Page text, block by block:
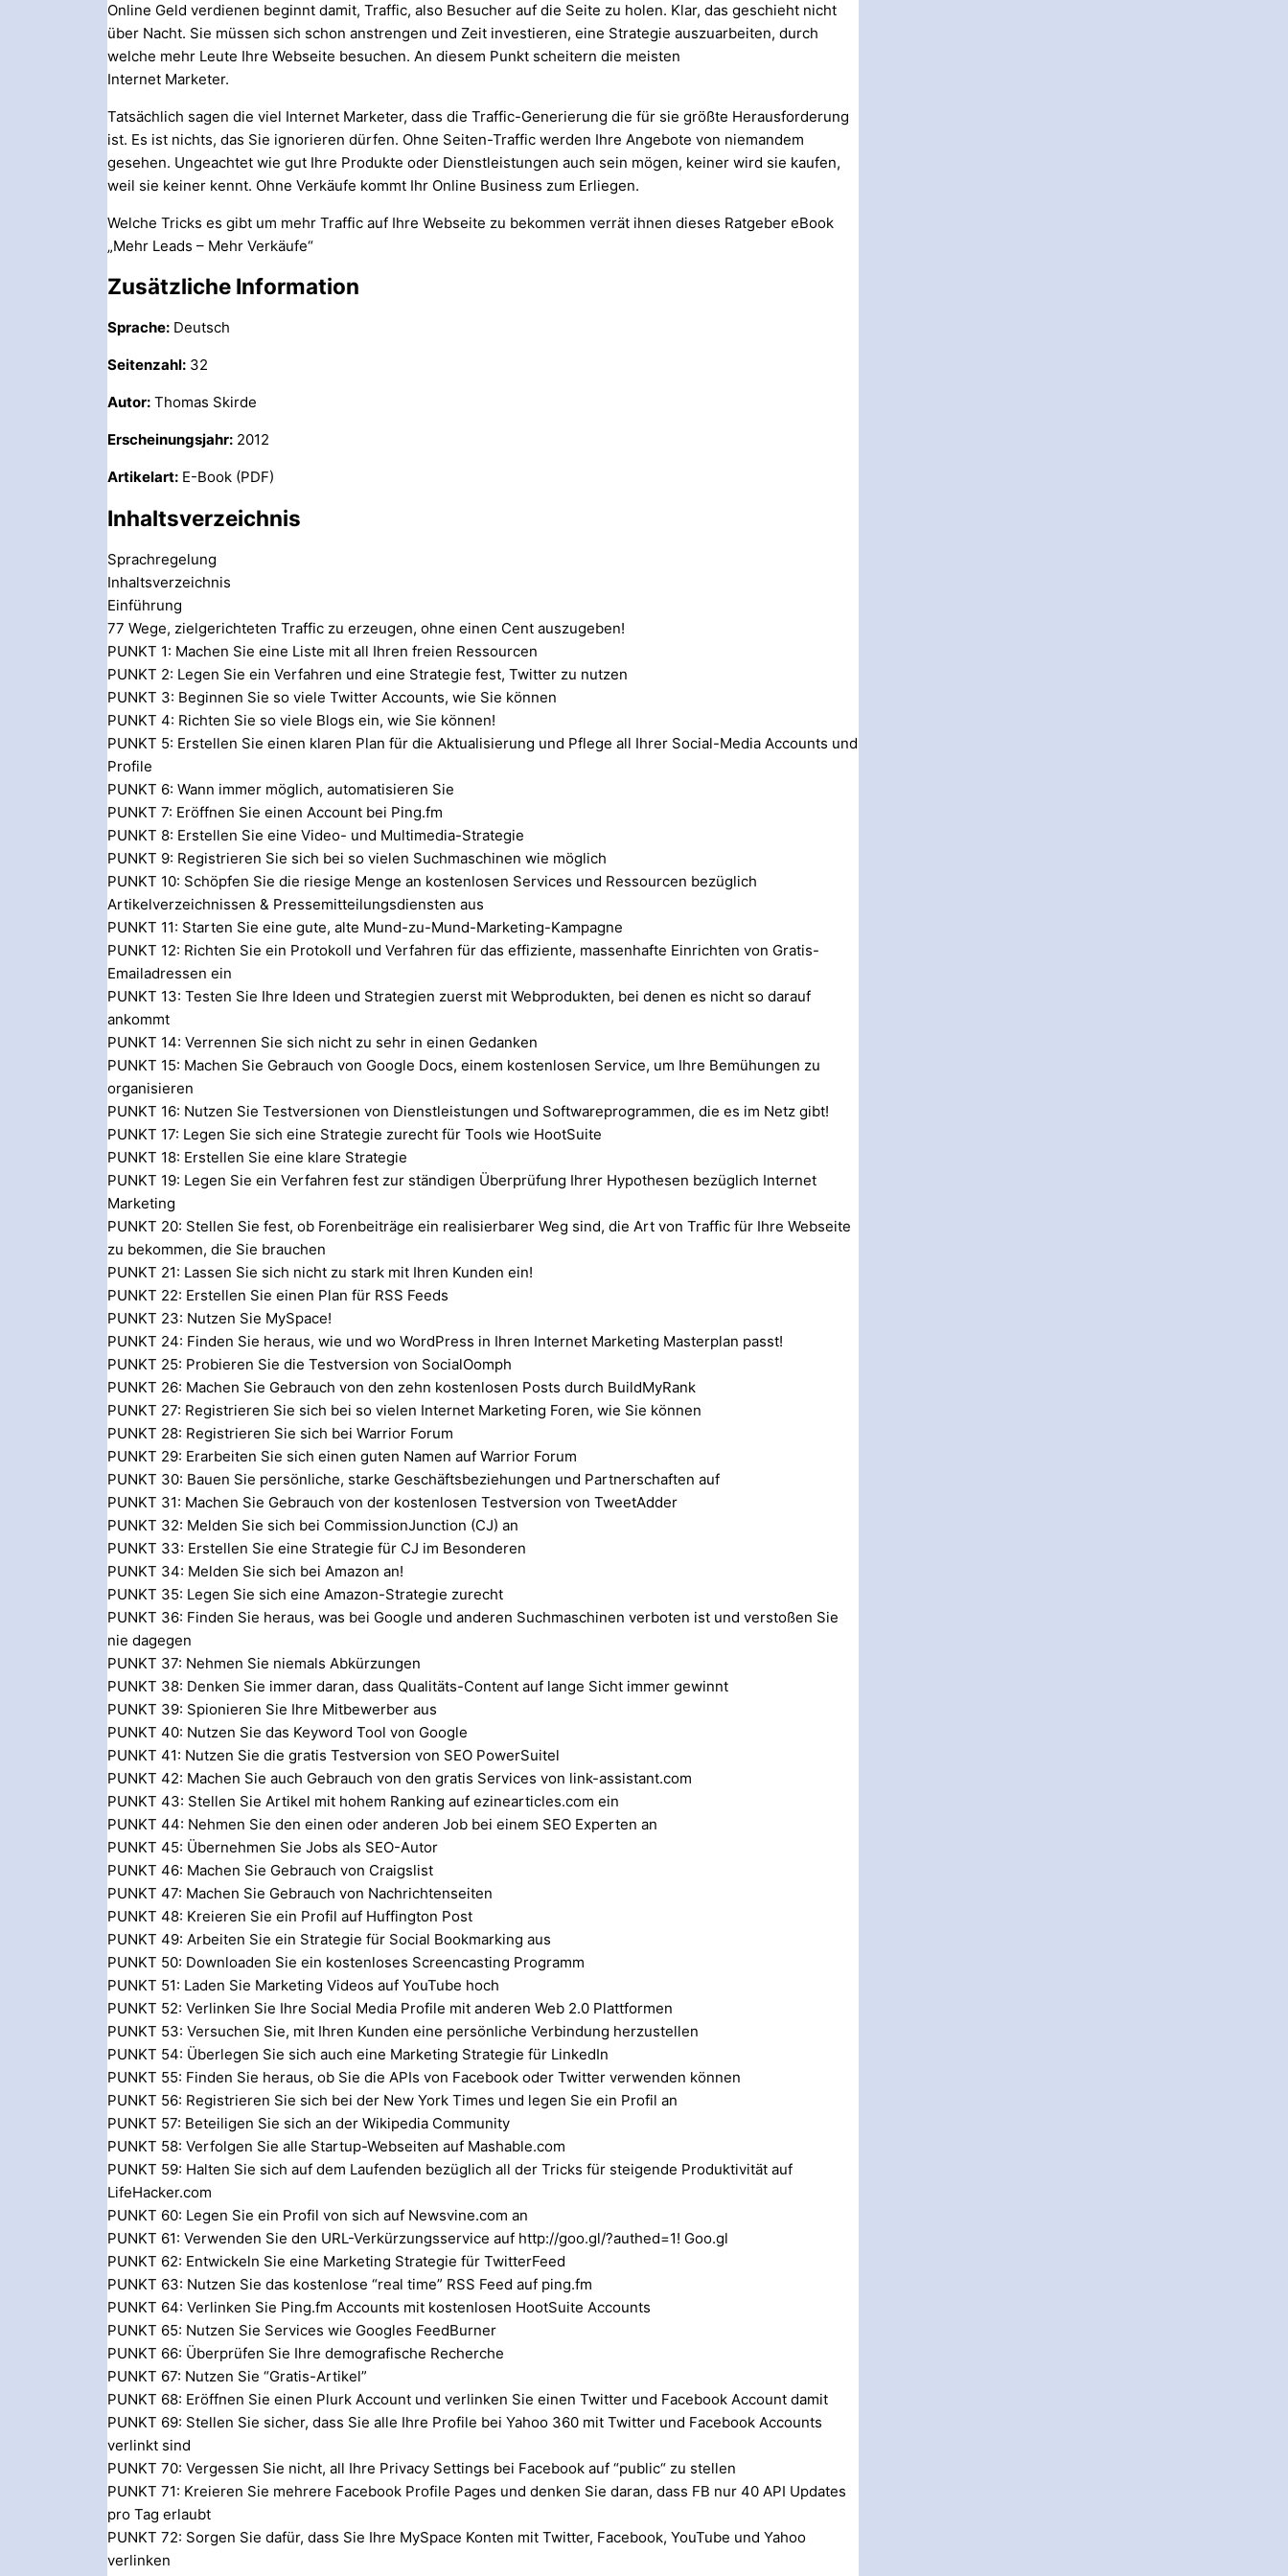
Online Geld verdienen beginnt damit, Traffic, also Besucher auf die Seite zu holen. Klar, das geschieht nicht
über Nacht. Sie müssen sich schon anstrengen und Zeit investieren, eine Strategie auszuarbeiten, durch
welche mehr Leute Ihre Webseite besuchen. An diesem Punkt scheitern die meisten
Internet Marketer.
Tatsächlich sagen die viel Internet Marketer, dass die Traffic-Generierung die für sie größte Herausforderung
ist. Es ist nichts, das Sie ignorieren dürfen. Ohne Seiten-Traffic werden Ihre Angebote von niemandem
gesehen. Ungeachtet wie gut Ihre Produkte oder Dienstleistungen auch sein mögen, keiner wird sie kaufen,
weil sie keiner kennt. Ohne Verkäufe kommt Ihr Online Business zum Erliegen.
Welche Tricks es gibt um mehr Traffic auf Ihre Webseite zu bekommen verrät ihnen dieses Ratgeber eBook
„Mehr Leads – Mehr Verkäufe“
Zusätzliche Information
Sprache: Deutsch
Seitenzahl: 32
Autor: Thomas Skirde
Erscheinungsjahr: 2012
Artikelart: E-Book (PDF)
Inhaltsverzeichnis
Sprachregelung
Inhaltsverzeichnis
Einführung
77 Wege, zielgerichteten Traffic zu erzeugen, ohne einen Cent auszugeben!
PUNKT 1: Machen Sie eine Liste mit all Ihren freien Ressourcen
PUNKT 2: Legen Sie ein Verfahren und eine Strategie fest, Twitter zu nutzen
PUNKT 3: Beginnen Sie so viele Twitter Accounts, wie Sie können
PUNKT 4: Richten Sie so viele Blogs ein, wie Sie können!
PUNKT 5: Erstellen Sie einen klaren Plan für die Aktualisierung und Pflege all Ihrer Social-Media Accounts und
Profile
PUNKT 6: Wann immer möglich, automatisieren Sie
PUNKT 7: Eröffnen Sie einen Account bei Ping.fm
PUNKT 8: Erstellen Sie eine Video- und Multimedia-Strategie
PUNKT 9: Registrieren Sie sich bei so vielen Suchmaschinen wie möglich
PUNKT 10: Schöpfen Sie die riesige Menge an kostenlosen Services und Ressourcen bezüglich
Artikelverzeichnissen & Pressemitteilungsdiensten aus
PUNKT 11: Starten Sie eine gute, alte Mund-zu-Mund-Marketing-Kampagne
PUNKT 12: Richten Sie ein Protokoll und Verfahren für das effiziente, massenhafte Einrichten von Gratis-
Emailadressen ein
PUNKT 13: Testen Sie Ihre Ideen und Strategien zuerst mit Webprodukten, bei denen es nicht so darauf
ankommt
PUNKT 14: Verrennen Sie sich nicht zu sehr in einen Gedanken
PUNKT 15: Machen Sie Gebrauch von Google Docs, einem kostenlosen Service, um Ihre Bemühungen zu
organisieren
PUNKT 16: Nutzen Sie Testversionen von Dienstleistungen und Softwareprogrammen, die es im Netz gibt!
PUNKT 17: Legen Sie sich eine Strategie zurecht für Tools wie HootSuite
PUNKT 18: Erstellen Sie eine klare Strategie
PUNKT 19: Legen Sie ein Verfahren fest zur ständigen Überprüfung Ihrer Hypothesen bezüglich Internet
Marketing
PUNKT 20: Stellen Sie fest, ob Forenbeiträge ein realisierbarer Weg sind, die Art von Traffic für Ihre Webseite
zu bekommen, die Sie brauchen
PUNKT 21: Lassen Sie sich nicht zu stark mit Ihren Kunden ein!
PUNKT 22: Erstellen Sie einen Plan für RSS Feeds
PUNKT 23: Nutzen Sie MySpace!
PUNKT 24: Finden Sie heraus, wie und wo WordPress in Ihren Internet Marketing Masterplan passt!
PUNKT 25: Probieren Sie die Testversion von SocialOomph
PUNKT 26: Machen Sie Gebrauch von den zehn kostenlosen Posts durch BuildMyRank
PUNKT 27: Registrieren Sie sich bei so vielen Internet Marketing Foren, wie Sie können
PUNKT 28: Registrieren Sie sich bei Warrior Forum
PUNKT 29: Erarbeiten Sie sich einen guten Namen auf Warrior Forum
PUNKT 30: Bauen Sie persönliche, starke Geschäftsbeziehungen und Partnerschaften auf
PUNKT 31: Machen Sie Gebrauch von der kostenlosen Testversion von TweetAdder
PUNKT 32: Melden Sie sich bei CommissionJunction (CJ) an
PUNKT 33: Erstellen Sie eine Strategie für CJ im Besonderen
PUNKT 34: Melden Sie sich bei Amazon an!
PUNKT 35: Legen Sie sich eine Amazon-Strategie zurecht
PUNKT 36: Finden Sie heraus, was bei Google und anderen Suchmaschinen verboten ist und verstoßen Sie
nie dagegen
PUNKT 37: Nehmen Sie niemals Abkürzungen
PUNKT 38: Denken Sie immer daran, dass Qualitäts-Content auf lange Sicht immer gewinnt
PUNKT 39: Spionieren Sie Ihre Mitbewerber aus
PUNKT 40: Nutzen Sie das Keyword Tool von Google
PUNKT 41: Nutzen Sie die gratis Testversion von SEO PowerSuitel
PUNKT 42: Machen Sie auch Gebrauch von den gratis Services von link-assistant.com
PUNKT 43: Stellen Sie Artikel mit hohem Ranking auf ezinearticles.com ein
PUNKT 44: Nehmen Sie den einen oder anderen Job bei einem SEO Experten an
PUNKT 45: Übernehmen Sie Jobs als SEO-Autor
PUNKT 46: Machen Sie Gebrauch von Craigslist
PUNKT 47: Machen Sie Gebrauch von Nachrichtenseiten
PUNKT 48: Kreieren Sie ein Profil auf Huffington Post
PUNKT 49: Arbeiten Sie ein Strategie für Social Bookmarking aus
PUNKT 50: Downloaden Sie ein kostenloses Screencasting Programm
PUNKT 51: Laden Sie Marketing Videos auf YouTube hoch
PUNKT 52: Verlinken Sie Ihre Social Media Profile mit anderen Web 2.0 Plattformen
PUNKT 53: Versuchen Sie, mit Ihren Kunden eine persönliche Verbindung herzustellen
PUNKT 54: Überlegen Sie sich auch eine Marketing Strategie für LinkedIn
PUNKT 55: Finden Sie heraus, ob Sie die APIs von Facebook oder Twitter verwenden können
PUNKT 56: Registrieren Sie sich bei der New York Times und legen Sie ein Profil an
PUNKT 57: Beteiligen Sie sich an der Wikipedia Community
PUNKT 58: Verfolgen Sie alle Startup-Webseiten auf Mashable.com
PUNKT 59: Halten Sie sich auf dem Laufenden bezüglich all der Tricks für steigende Produktivität auf
LifeHacker.com
PUNKT 60: Legen Sie ein Profil von sich auf Newsvine.com an
PUNKT 61: Verwenden Sie den URL-Verkürzungsservice auf http://goo.gl/?authed=1! Goo.gl
PUNKT 62: Entwickeln Sie eine Marketing Strategie für TwitterFeed
PUNKT 63: Nutzen Sie das kostenlose “real time” RSS Feed auf ping.fm
PUNKT 64: Verlinken Sie Ping.fm Accounts mit kostenlosen HootSuite Accounts
PUNKT 65: Nutzen Sie Services wie Googles FeedBurner
PUNKT 66: Überprüfen Sie Ihre demografische Recherche
PUNKT 67: Nutzen Sie “Gratis-Artikel”
PUNKT 68: Eröffnen Sie einen Plurk Account und verlinken Sie einen Twitter und Facebook Account damit
PUNKT 69: Stellen Sie sicher, dass Sie alle Ihre Profile bei Yahoo 360 mit Twitter und Facebook Accounts
verlinkt sind
PUNKT 70: Vergessen Sie nicht, all Ihre Privacy Settings bei Facebook auf “public“ zu stellen
PUNKT 71: Kreieren Sie mehrere Facebook Profile Pages und denken Sie daran, dass FB nur 40 API Updates
pro Tag erlaubt
PUNKT 72: Sorgen Sie dafür, dass Sie Ihre MySpace Konten mit Twitter, Facebook, YouTube und Yahoo
verlinken